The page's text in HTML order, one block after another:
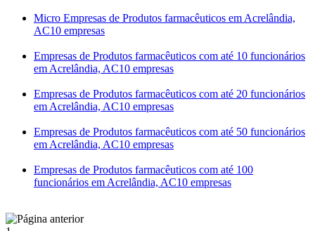
Micro Empresas de Produtos farmacêuticos em Acrelândia,
AC10 empresas
Empresas de Produtos farmacêuticos com até 10 funcionários
em Acrelândia, AC10 empresas
Empresas de Produtos farmacêuticos com até 20 funcionários
em Acrelândia, AC10 empresas
Empresas de Produtos farmacêuticos com até 50 funcionários
em Acrelândia, AC10 empresas
Empresas de Produtos farmacêuticos com até 100
funcionários em Acrelândia, AC10 empresas